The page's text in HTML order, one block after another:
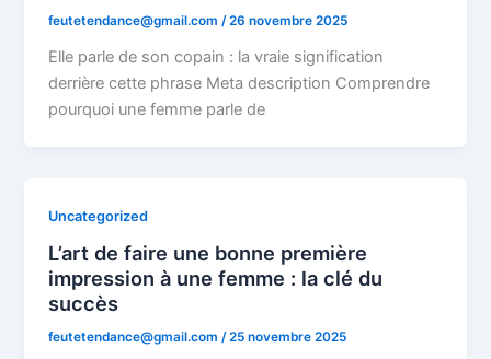
feutetendance@gmail.com/26 novembre 2025
Elle parle de son copain : la vraie signification
derrière cette phrase Meta description Comprendre
pourquoi une femme parle de
Uncategorized
L’art de faire une bonne première
impression à une femme : la clé du
succès
feutetendance@gmail.com/25 novembre 2025